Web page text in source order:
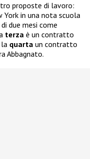
proposte di lavoro:
York in una nota scuola
due mesi come
terza è un contratto
quarta un contratto
Abbagnato.